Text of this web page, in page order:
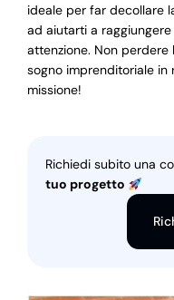
ideale per far decollare
ad aiutarti a
attenzione. Non
sogno imprenditoriale in
missione!
Richiedi subito una
tuo progetto